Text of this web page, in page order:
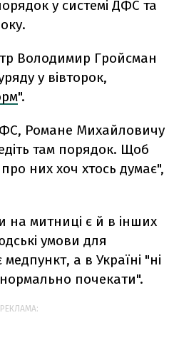
у системі ДФС та
Володимир Гройсман
у вівторок,
".
Романе Михайловичу
там порядок. Щоб
них хоч хтось думає",
на митниці є й в інших
умови для
а в Україні "ні
почекати".
РЕКЛАМА: